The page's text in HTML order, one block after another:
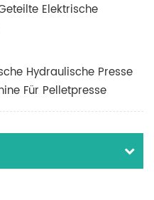
Elektrische
Hydraulische Presse
Für Pelletpresse